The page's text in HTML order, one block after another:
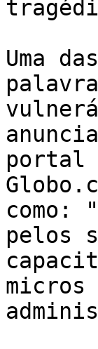
Uma
portal
como:
pelos
micros